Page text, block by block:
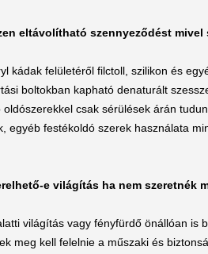
eltávolítható szennyeződést mivel
kádak felületéről filctoll, szilikon és
boltokban kapható denaturált
oldószerekkel csak sérülések árán
egyéb festékoldó szerek használata
e világítás ha nem szeretnék
világítás vagy fényfürdő önállóan is
meg kell felelnie a műszaki és